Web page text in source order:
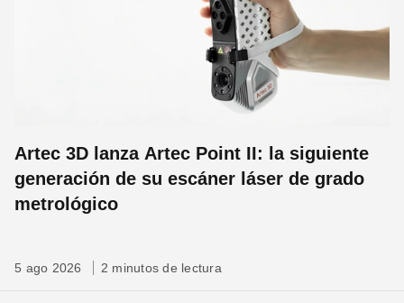
Artec 3D lanza Artec Point II: la siguiente
generación de su escáner láser de grado
metrológico
5 ago 2026 2 minutos de lectura